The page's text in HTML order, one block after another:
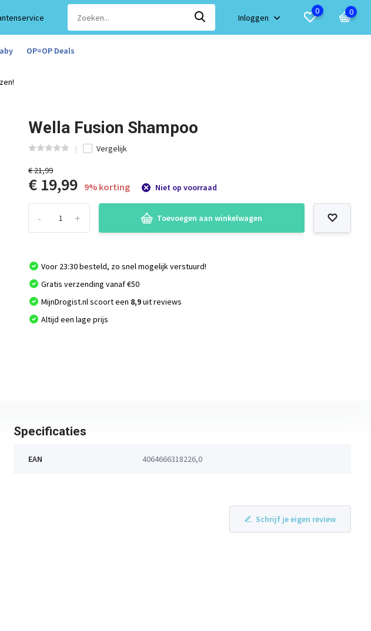
Inloggen
0 0
OP=OP Deals
Wella Fusion Shampoo
Vergelijk
€ 21,99
€ 19,99 9% korting Niet op voorraad
+
- Toevoegen aan winkelwagen
Voor 23:30 besteld, zo snel mogelijk verstuurd!
Gratis verzending vanaf €50
MijnDrogist.nl scoort een 8,9uit reviews
Altijd een lage prijs
Specificaties
EAN 4064666318226,0
Schrijf je eigen review